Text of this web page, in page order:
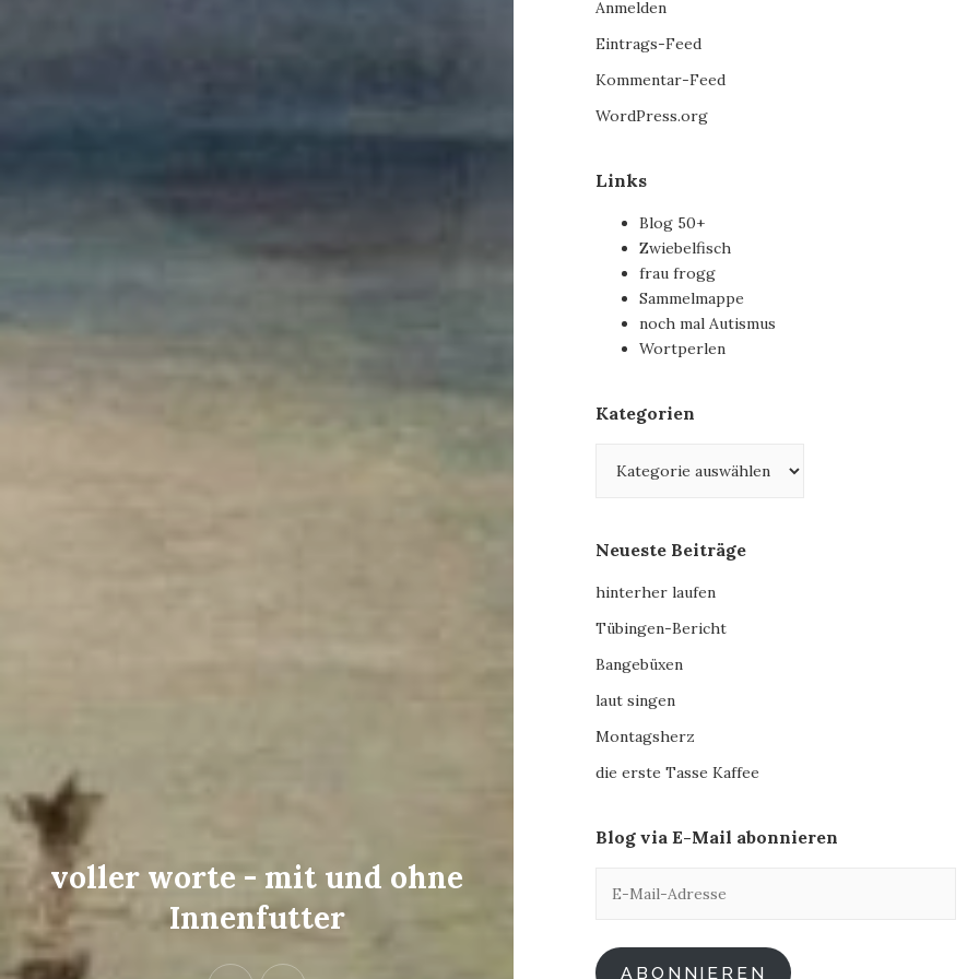
voller worte - mit und ohne
Innenfutter
Anmelden
Eintrags-Feed
Kommentar-Feed
WordPress.org
Links
Blog 50+
Zwiebelfisch
frau frogg
Sammelmappe
noch mal Autismus
Wortperlen
Kategorien
Neueste Beiträge
hinterher laufen
Tübingen-Bericht
Bangebüxen
laut singen
Montagsherz
die erste Tasse Kaffee
Blog via E-Mail abonnieren
Mail-
ABONNIEREN